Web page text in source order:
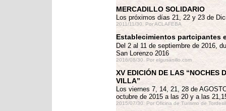
MERCADILLO SOLIDARIO
Los próximos días 21, 22 y 23 de
2011/11/30. Por ACLAFEBA
Establecimientos partcipantes
Del 2 al 11 de septiembre de 2016,
San Lorenzo 2016
2016/08/30. Por elgusanillo.com
XV EDICIÓN DE LAS “NOCHES
VILLA”
Los viernes 7, 14, 21, 28 de
octubre de 2015 a las 20 y a las
2015/07/30. Por Oficina de Turismo de